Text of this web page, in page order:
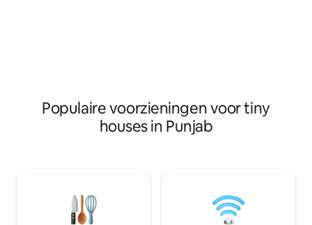
verblijf bij ons af
Populaire voorzieningen voor tiny
houses in Punjab